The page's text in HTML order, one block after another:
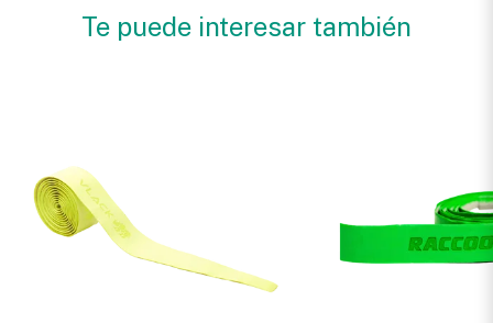
Te puede interesar también